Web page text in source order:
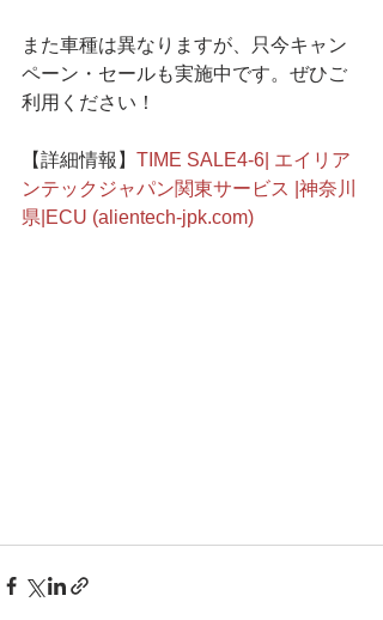
また車種は異なりますが、只今キャン
ペーン・セールも実施中です。ぜひご
利用ください！
【詳細情報】 TIME SALE4-6| エイリア
ンテックジャパン関東サービス |神奈川
県|ECU (alientech-jpk.com)